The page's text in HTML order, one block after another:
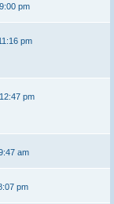
pm
pm
pm
am
pm